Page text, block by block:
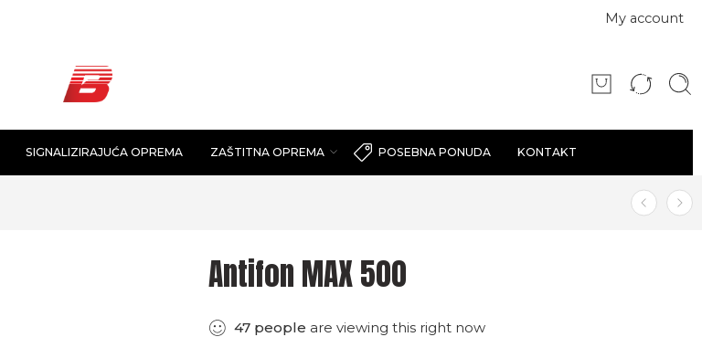
My account
SIGNALIZIRAJUĆA OPREMA ZAŠTITNA OPREMA POSEBNA PONUDA KONTAKT
Antifon MAX 500
47 people are viewing this right now